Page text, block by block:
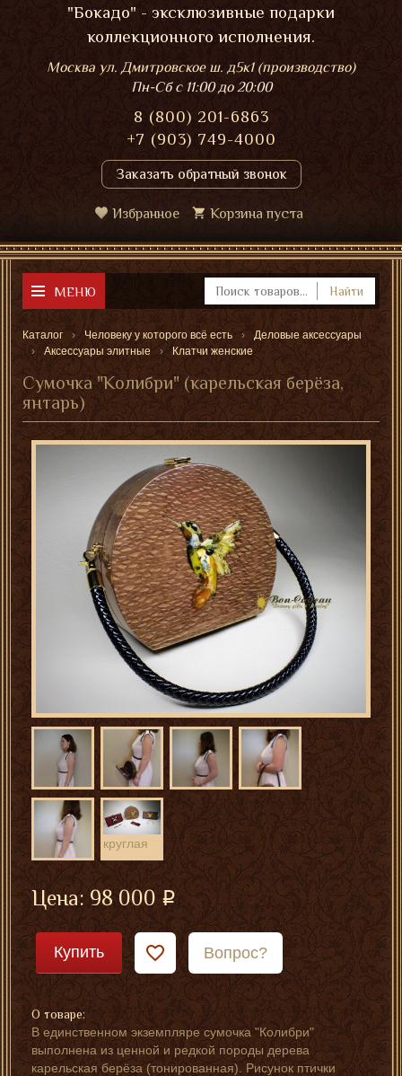
"Бокадо" - эксклюзивные подарки
коллекционного исполнения.
Москва ул. Дмитровское ш. д5к1 (производство)
Пн-Сбс 11:00 до 20:00
8 (800) 201-6863
+7 (903) 749-4000
Заказать обратный звонок
Избранное Корзина пуста
МЕНЮ Найти
Каталог Человеку у которого всё есть
Деловые аксессуары
Аксессуары элитные
Клатчи женские
Сумочка "Колибри" (карельская берёза,
янтарь)
круглая
женская
сумочка в
единственном
экземпляре
Цена:98 000
Купить Вопрос?
О товаре:
В единственном экземпляре сумочка "Колибри"
выполнена из ценной и редкой породы дерева
карельская берёза (тонированная). Рисунок птички